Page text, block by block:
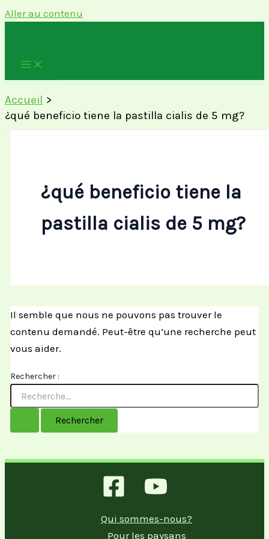
Aller au contenu
Accueil
¿qué beneficio tiene la pastilla cialis de 5 mg?
¿qué beneficio tiene la
pastilla cialis de 5 mg?
Il semble que nous ne pouvons pas trouver le
contenu demandé. Peut-être qu’une recherche peut
vous aider.
Rechercher :
Qui sommes-nous?
Pour les paysans